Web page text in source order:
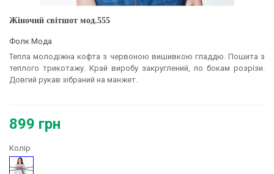
Жіночий світшот мод.555
Фолк Мода
Тепла молодіжна кофта з червоною вишивкою гладдю. Пошита з
теплого трикотажу. Край виробу закруглений, по бокам розрізи.
Довгий рукав зібраний на манжет.
899 грн
Колір
Сірий